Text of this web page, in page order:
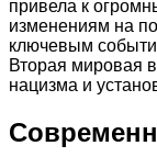
привела к
изменениям на
ключевым
Вторая мировая
нацизма и